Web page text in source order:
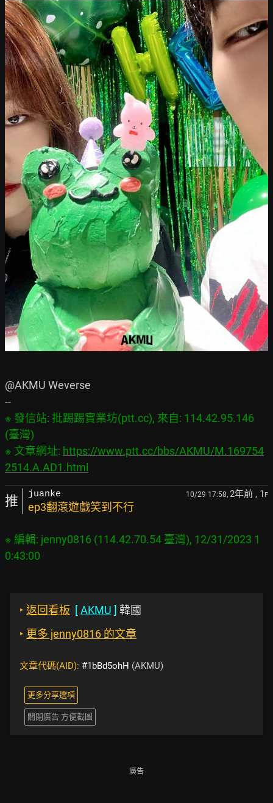
@AKMU Weverse
※ 發信站: 批踢踢實業坊(ptt.cc), 來自: 114.42.95.146
(臺灣)
※ 文章網址: https://www.ptt.cc/bbs/AKMU/M.169754
2514.A.AD1.html
推 juanke 10/29 17:58, 2年前 , 1 F
ep3翻滾遊戲笑到不行
※ 編輯: jenny0816 (114.42.70.54 臺灣), 12/31/2023 1
‣ 返回看板 [AKMU ] 韓國
‣ 更多 jenny0816 的文章
文章代碼(AID): #1bBd5ohH (AKMU)
更多分享選項
關閉廣告 方便截圖
廣告